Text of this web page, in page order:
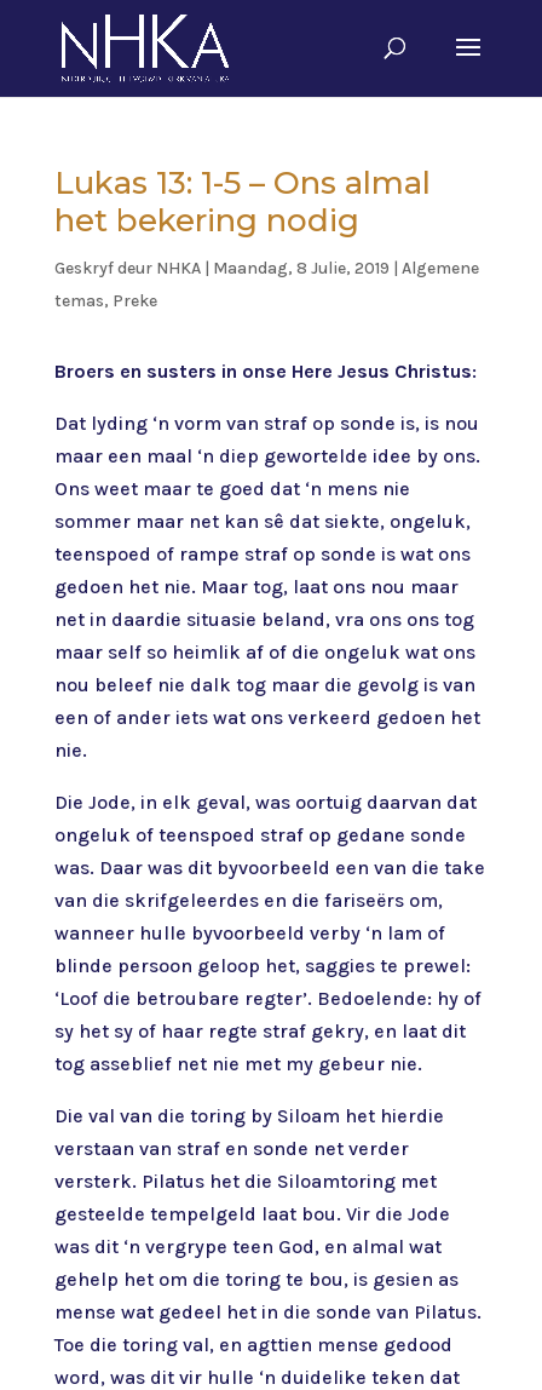
Lukas 13: 1-5 – Ons almal
het bekering nodig
Geskryf deur NHKA| Maandag, 8 Julie, 2019 | Algemene
temas, Preke
Broers en susters in onse Here Jesus Christus:
Dat lyding ‘n vorm van straf op sonde is, is nou
maar een maal ‘n diep gewortelde idee by ons.
Ons weet maar te goed dat ‘n mens nie
sommer maar net kan sê dat siekte, ongeluk,
teenspoed of rampe straf op sonde is wat ons
gedoen het nie. Maar tog, laat ons nou maar
net in daardie situasie beland, vra ons ons tog
maar self so heimlik af of die ongeluk wat ons
nou beleef nie dalk tog maar die gevolg is van
een of ander iets wat ons verkeerd gedoen het
nie.
Die Jode, in elk geval, was oortuig daarvan dat
ongeluk of teenspoed straf op gedane sonde
was. Daar was dit byvoorbeeld een van die take
van die skrifgeleerdes en die fariseërs om,
wanneer hulle byvoorbeeld verby ‘n lam of
blinde persoon geloop het, saggies te prewel:
‘Loof die betroubare regter’. Bedoelende: hy of
sy het sy of haar regte straf gekry, en laat dit
tog asseblief net nie met my gebeur nie.
Die val van die toring by Siloam het hierdie
verstaan van straf en sonde net verder
versterk. Pilatus het die Siloamtoring met
gesteelde tempelgeld laat bou. Vir die Jode
was dit ‘n vergrype teen God, en almal wat
gehelp het om die toring te bou, is gesien as
mense wat gedeel het in die sonde van Pilatus.
Toe die toring val, en agttien mense gedood
word, was dit vir hulle ‘n duidelike teken dat